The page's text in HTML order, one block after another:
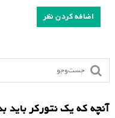
آنچه که یک نتورکر باید